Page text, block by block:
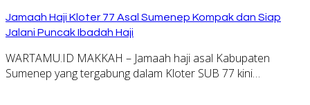
Jamaah Haji Kloter 77 Asal Sumenep Kompak dan Siap
Jalani Puncak Ibadah Haji
WARTAMU.ID MAKKAH – Jamaah haji asal Kabupaten
Sumenep yang tergabung dalam Kloter SUB 77 kini…